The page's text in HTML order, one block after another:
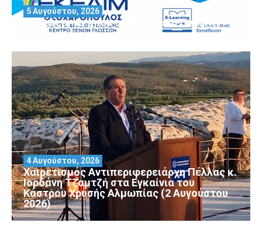
Θέλεις να αποκτήσεις άδεια Security?
5 Αυγούστου, 2026
Χαιρετισμός Αντιπεριφερειάρχη Πέλλας κ.
Ιορδάνη Τζαμτζή στα Εγκαίνια του
Κάστρου Χρυσής Αλμωπίας (2 Αυγούστου
2026)
4 Αυγούστου, 2026